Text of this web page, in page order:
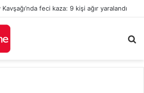
Kavşağı’nda feci kaza: 9 kişi ağır yaralandı
...